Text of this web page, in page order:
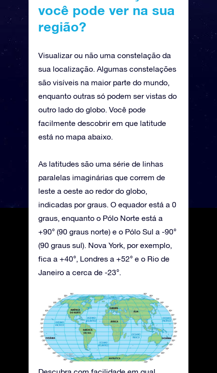
você pode ver na sua
região?
Visualizar ou não uma constelação da
sua localização. Algumas constelações
são visíveis na maior parte do mundo,
enquanto outras só podem ser vistas do
outro lado do globo. Você pode
facilmente descobrir em que latitude
está no mapa abaixo.
As latitudes são uma série de linhas
paralelas imaginárias que correm de
leste a oeste ao redor do globo,
indicadas por graus. O equador está a 0
graus, enquanto o Pólo Norte está a
+90° (90 graus norte) e o Pólo Sul a -90°
(90 graus sul). Nova York, por exemplo,
fica a +40°, Londres a +52° e o Rio de
Janeiro a cerca de -23°.